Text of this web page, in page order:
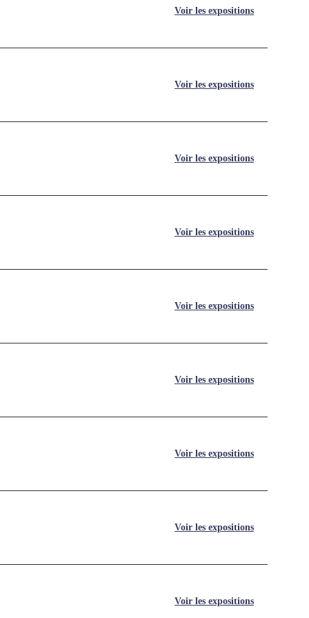
Voir les expositions
Voir les expositions
Voir les expositions
Voir les expositions
Voir les expositions
Voir les expositions
Voir les expositions
Voir les expositions
Voir les expositions